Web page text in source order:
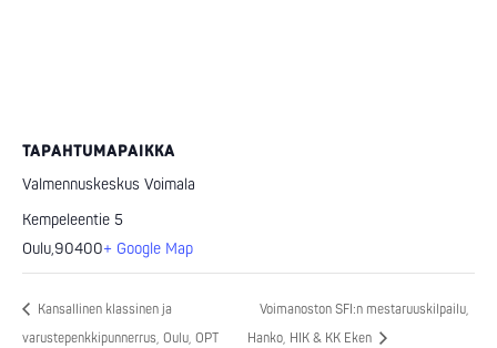
TAPAHTUMAPAIKKA
Valmennuskeskus Voimala
Kempeleentie 5
Oulu,90400+ Google Map
Kansallinen klassinen ja
varustepenkkipunnerrus, Oulu, OPT
Voimanoston SFI:n mestaruuskilpailu,
Hanko, HIK & KK Eken